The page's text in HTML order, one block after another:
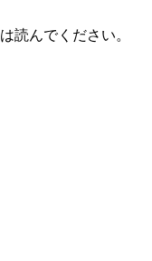
読んでください。